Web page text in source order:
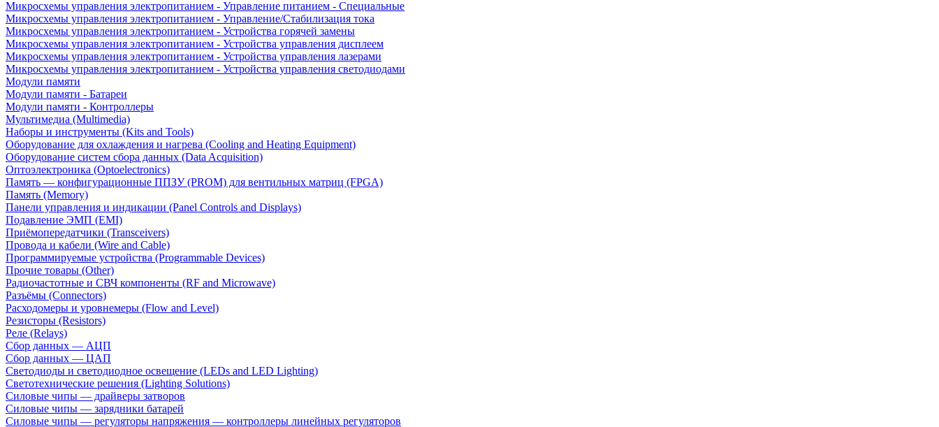
Микросхемы управления электропитанием - Управление питанием - Специальные
Микросхемы управления электропитанием - Управление/Стабилизация тока
Микросхемы управления электропитанием - Устройства горячей замены
Микросхемы управления электропитанием - Устройства управления дисплеем
Микросхемы управления электропитанием - Устройства управления лазерами
Микросхемы управления электропитанием - Устройства управления светодиодами
Модули памяти
Модули памяти - Батареи
Модули памяти - Контроллеры
Мультимедиа (Multimedia)
Наборы и инструменты (Kits and Tools)
Оборудование для охлаждения и нагрева (Cooling and Heating Equipment)
Оборудование систем сбора данных (Data Acquisition)
Оптоэлектроника (Optoelectronics)
Память — конфигурационные ППЗУ (PROM) для вентильных матриц (FPGA)
Память (Memory)
Панели управления и индикации (Panel Controls and Displays)
Подавление ЭМП (EMI)
Приёмопередатчики (Transceivers)
Провода и кабели (Wire and Cable)
Программируемые устройства (Programmable Devices)
Прочие товары (Other)
Радиочастотные и СВЧ компоненты (RF and Microwave)
Разъёмы (Connectors)
Расходомеры и уровнемеры (Flow and Level)
Резисторы (Resistors)
Реле (Relays)
Сбор данных — АЦП
Сбор данных — ЦАП
Светодиоды и светодиодное освещение (LEDs and LED Lighting)
Светотехнические решения (Lighting Solutions)
Силовые чипы — драйверы затворов
Силовые чипы — зарядники батарей
Силовые чипы — регуляторы напряжения — контроллеры линейных регуляторов